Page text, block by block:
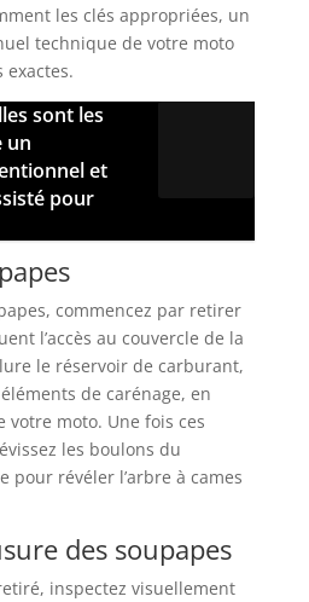
les clés appropriées, un
technique de votre moto
exactes.
sont les
un
et
pour
commencez par retirer
l’accès au couvercle de la
le réservoir de carburant,
de carénage, en
moto. Une fois ces
les boulons du
pour révéler l’arbre à cames
des soupapes
inspectez visuellement